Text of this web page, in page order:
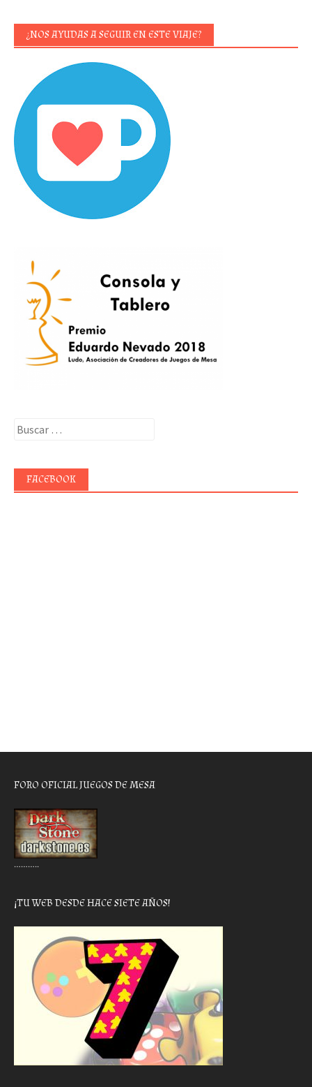
¿NOS AYUDAS A SEGUIR EN ESTE VIAJE?
Buscar:
FACEBOOK
FORO OFICIAL JUEGOS DE MESA
………..
¡TU WEB DESDE HACE SIETE AÑOS!